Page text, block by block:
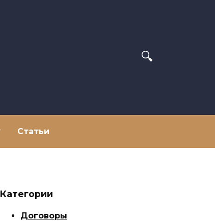
Статьи
Категории
Договоры